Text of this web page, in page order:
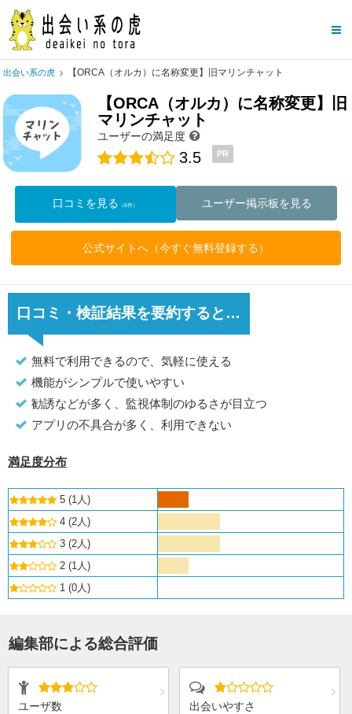
出会い系の虎 【ORCA（オルカ）に名称変更】旧マリンチャット
【ORCA（オルカ）に名称変更】旧
マリンチャット
ユーザーの満足度
3.5 PR
口コミを見る （6件） ユーザー掲示板を見る
公式サイトへ（今すぐ無料登録する）
口コミ・検証結果を要約すると…
無料で利用できるので、気軽に使える
機能がシンプルで使いやすい
勧誘などが多く、監視体制のゆるさが目立つ
アプリの不具合が多く、利用できない
満足度分布
5 (1人)
4 (2人)
3 (2人)
2 (1人)
1 (0人)
編集部による総合評価
ユーザ数 出会いやすさ